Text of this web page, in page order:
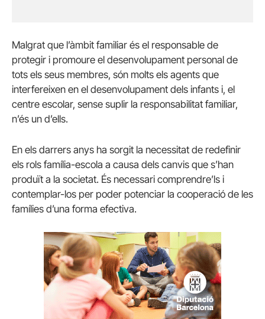
Malgrat que l’àmbit familiar és el responsable de
protegir i promoure el desenvolupament personal de
tots els seus membres, són molts els agents que
interfereixen en el desenvolupament dels infants i, el
centre escolar, sense suplir la responsabilitat familiar,
n’és un d’ells.
En els darrers anys ha sorgit la necessitat de redefinir
els rols família-escola a causa dels canvis que s’han
produït a la societat. És necessari comprendre’ls i
contemplar-los per poder potenciar la cooperació de les
famílies d’una forma efectiva.